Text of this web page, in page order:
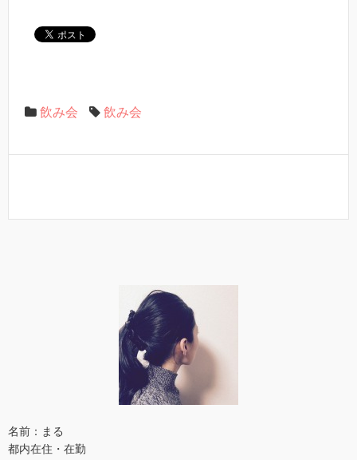
飲み会 飲み会
名前：まる
都内在住・在勤